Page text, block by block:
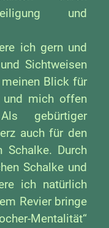
und
ich gern und
Sichtweisen
meinen Blick für
und mich offen
gebürtiger
auch für den
Schalke. Durch
Schalke und
ich natürlich
Revier bringe
Mentalität“